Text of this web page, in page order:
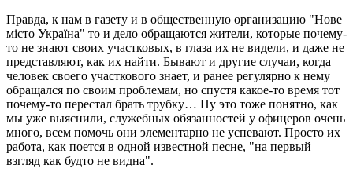
Правда, к нам в газету и в общественную организацию "Нове
місто Україна" то и дело обращаются жители, которые почему-
то не знают своих участковых, в глаза их не видели, и даже не
представляют, как их найти. Бывают и другие случаи, когда
человек своего участкового знает, и ранее регулярно к нему
обращался по своим проблемам, но спустя какое-то время тот
почему-то перестал брать трубку… Ну это тоже понятно, как
мы уже выяснили, служебных обязанностей у офицеров очень
много, всем помочь они элементарно не успевают. Просто их
работа, как поется в одной известной песне, "на первый
взгляд как будто не видна".